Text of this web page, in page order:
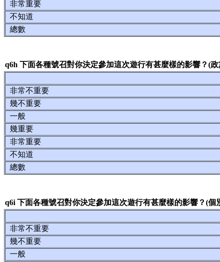
非常重要
不知道
總數
q6h 下面各種號召對你決定參加這次遊行有甚麼樣的影響？(
非常不重要
幾不重要
一般
幾重要
非常重要
不知道
總數
q6i 下面各種號召對你決定參加這次遊行有甚麼樣的影響？(個
非常不重要
幾不重要
一般